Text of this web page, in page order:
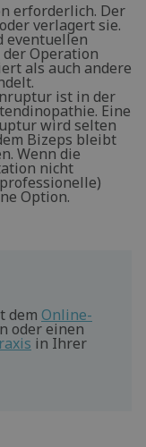
erforderlich. Der
verlagert sie.
eventuellen
Operation
als auch andere
ist in der
Eine
wird selten
Bizeps bleibt
Wenn die
nicht
Option.
dem Online-
oder einen
in Ihrer